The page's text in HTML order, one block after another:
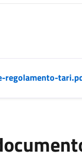
regolamento-